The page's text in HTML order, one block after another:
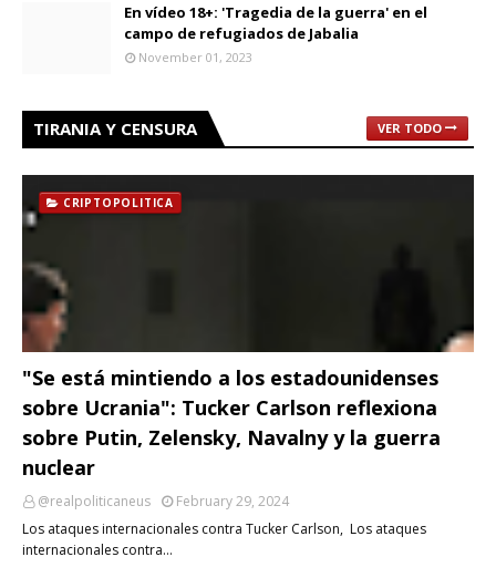
En vídeo 18+: 'Tragedia de la guerra' en el
campo de refugiados de Jabalia
November 01, 2023
TIRANIA Y CENSURA VER TODO
CRIPTOPOLITICA
"Se está mintiendo a los estadounidenses
sobre Ucrania": Tucker Carlson reflexiona
sobre Putin, Zelensky, Navalny y la guerra
nuclear
@realpoliticaneus
February 29, 2024
Los ataques internacionales contra Tucker Carlson, Los ataques
internacionales contra…